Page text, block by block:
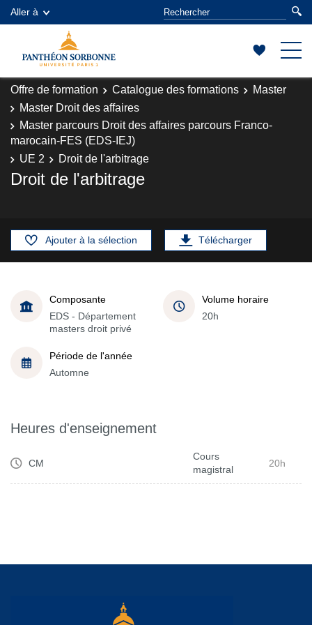
Aller à
Offre de formation Catalogue des formations
Master
Master Droit des affaires
Master parcours Droit des affaires parcours Franco-
marocain-FES (EDS-IEJ)
UE 2
Droit de l'arbitrage
Droit de l'arbitrage
Ajouter à la sélection Télécharger
Composante
EDS - Département
masters droit privé
Volume horaire
20h
Période de l'année
Automne
Heures d'enseignement
CM
Cours
magistral
20h